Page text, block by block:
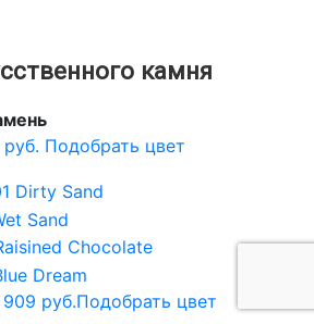
камня
Подобрать цвет
руб.Подобрать цвет